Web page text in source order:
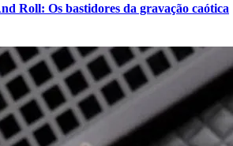
Roll: Os bastidores da gravação caótica